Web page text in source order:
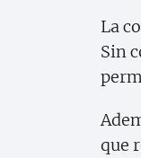
La
Sin
que